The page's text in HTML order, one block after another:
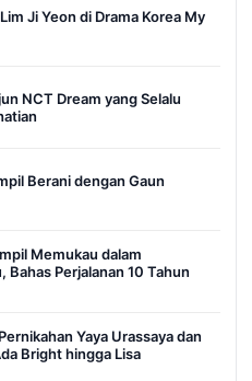
Ji Yeon di Drama Korea My
NCT Dream yang Selalu
Berani dengan Gaun
Memukau dalam
Bahas Perjalanan 10 Tahun
Yaya Urassaya dan
Bright hingga Lisa